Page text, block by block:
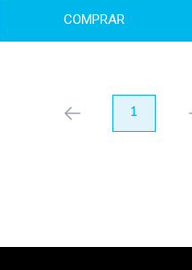
COMPRAR
anterior 1